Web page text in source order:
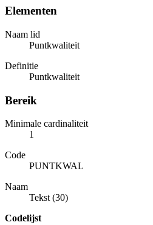
Elementen
Naam lid
Puntkwaliteit
Definitie
Puntkwaliteit
Bereik
Minimale cardinaliteit
1
Code
PUNTKWAL
Naam
Tekst (30)
Codelijst